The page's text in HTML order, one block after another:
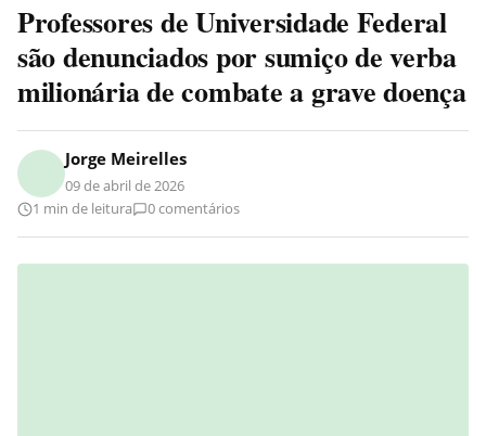
Professores de Universidade Federal
são denunciados por sumiço de verba
milionária de combate a grave doença
Jorge Meirelles
09 de abril de 2026
1 min de leitura
0 comentários